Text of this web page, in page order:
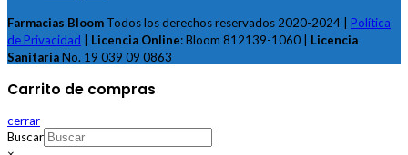
Farmacias Bloom Todos los derechos reservados 2020-2024 | Política
de Privacidad
Licencia Online: Bloom 812139-1060 | Licencia
SanitariaNo. 19 039 09 0863
Carrito de compras
cerrar
Buscar